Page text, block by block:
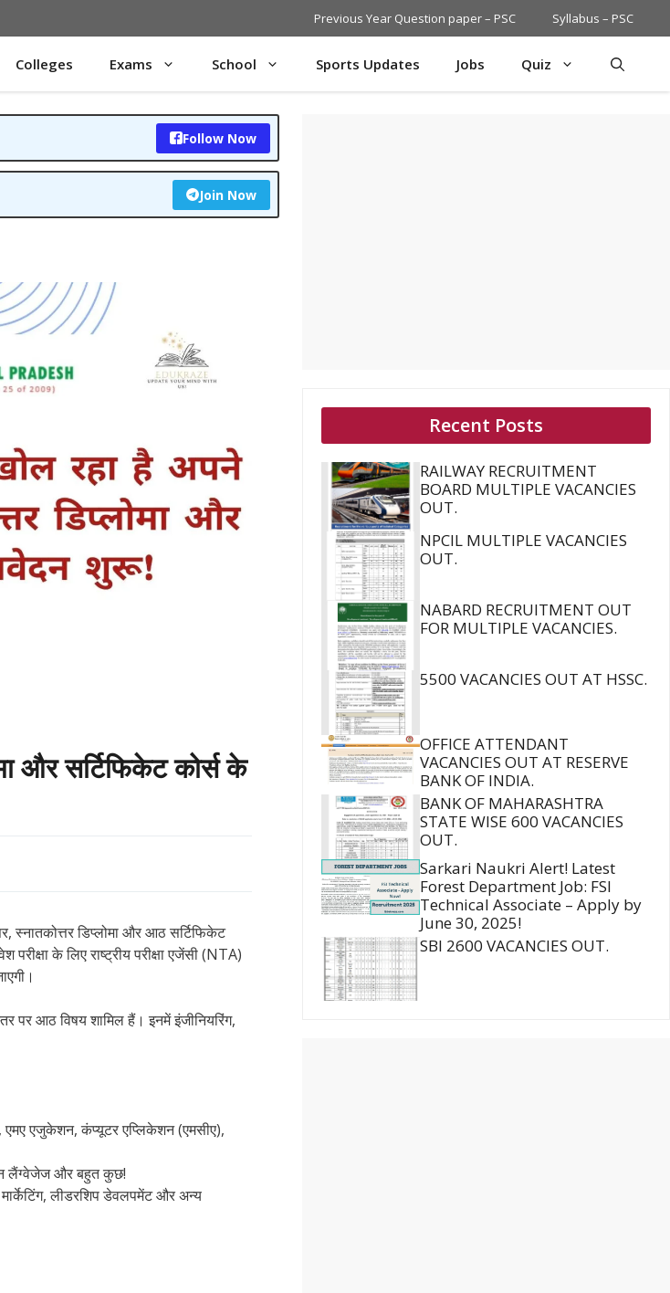
Previous Year Question paper – PSC Syllabus – PSC
Colleges Exams School Sports Updates Jobs Quiz
Follow Now
Join Now
और सर्टिफिकेट कोर्स के
स्नातकोत्तर डिप्लोमा और आठ सर्टिफिकेट
के लिए राष्ट्रीय परीक्षा एजेंसी (NTA)
पर आठ विषय शामिल हैं। इनमें इंजीनियरिंग,
एमए एजुकेशन, कंप्यूटर एप्लिकेशन (एमसीए),
लैंग्वेजेज और बहुत कुछ!
लीडरशिप डेवलपमेंट और अन्य
Recent Posts
RAILWAY RECRUITMENT
BOARD MULTIPLE VACANCIES
OUT.
NPCIL MULTIPLE VACANCIES
OUT.
NABARD RECRUITMENT OUT
FOR MULTIPLE VACANCIES.
5500 VACANCIES OUT AT HSSC.
OFFICE ATTENDANT
VACANCIES OUT AT RESERVE
BANK OF INDIA.
BANK OF MAHARASHTRA
STATE WISE 600 VACANCIES
OUT.
Sarkari Naukri Alert! Latest
Forest Department Job: FSI
Technical Associate – Apply by
June 30, 2025!
SBI 2600 VACANCIES OUT.